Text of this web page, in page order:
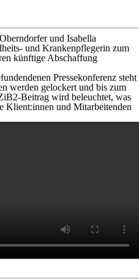
und Isabella
und Krankenpflegerin zum
künftige Abschaffung
Pressekonferenz steht
werden gelockert und bis zum
Beitrag wird beleuchtet, was
Klient:innen und Mitarbeitenden